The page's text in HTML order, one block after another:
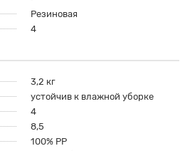
Резиновая
4
3,2 кг
устойчив к влажной уборке
4
8,5
100% РР